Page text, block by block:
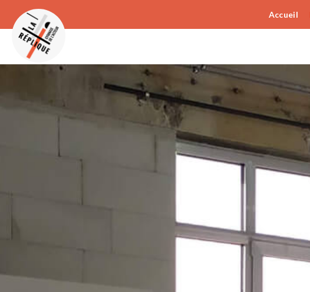
Accueil